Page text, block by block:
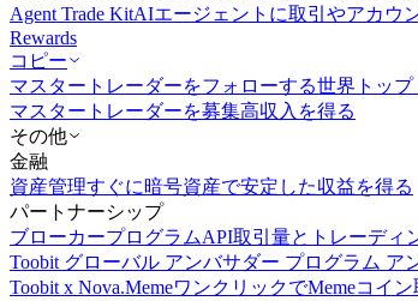
Agent Trade KitAIエージェントに取引やアカウ
Rewards
コピー
マスタートレーダーをフォローする世界トッ
マスタートレーダーを募集高収入を得る
その他
金融
資産管理すぐに暗号資産で安定した収益を得る
パートナーシップ
ブローカープログラムAPI取引量とトレーディ
Toobit グローバル アンバサダー プログラム ア
Toobit x Nova.MemeワンクリックでMemeコイ